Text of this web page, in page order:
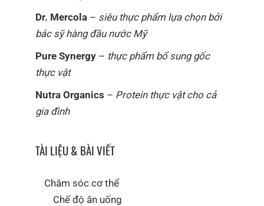
Dr. Mercola – siêu thực phẩm lựa chọn bởi
bác sỹ hàng đầu nước Mỹ
Pure Synergy – thực phẩm bổ sung gốc
thực vật
Nutra Organics – Protein thực vật cho cả
gia đình
TÀI LIỆU & BÀI VIẾT
Chăm sóc cơ thể
Chế độ ăn uống